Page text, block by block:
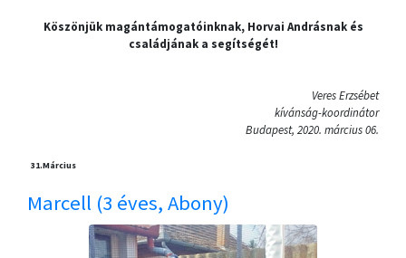
Köszönjük magántámogatóinknak, Horvai Andrásnak és
családjának a segítségét!
Veres Erzsébet
kívánság-koordinátor
Budapest, 2020. március 06.
31.Március
Marcell (3 éves, Abony)